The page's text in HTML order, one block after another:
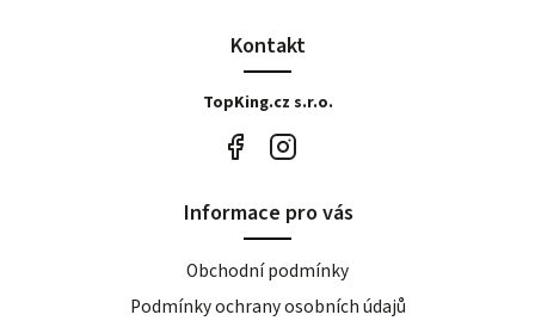
Kontakt
TopKing.cz s.r.o.
Informace pro vás
Obchodní podmínky
Podmínky ochrany osobních údajů